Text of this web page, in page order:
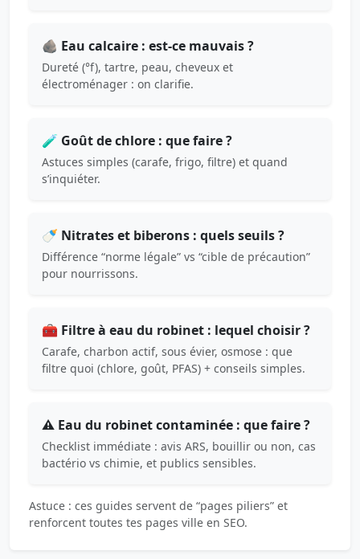
🪨 Eau calcaire : est-ce mauvais ?
Dureté (°f), tartre, peau, cheveux et
électroménager : on clarifie.
🧪 Goût de chlore : que faire ?
Astuces simples (carafe, frigo, filtre) et quand
s’inquiéter.
🍼 Nitrates et biberons : quels seuils ?
Différence “norme légale” vs “cible de précaution”
pour nourrissons.
🧰 Filtre à eau du robinet : lequel choisir ?
Carafe, charbon actif, sous évier, osmose : que
filtre quoi (chlore, goût, PFAS) + conseils simples.
⚠️ Eau du robinet contaminée : que faire ?
Checklist immédiate : avis ARS, bouillir ou non, cas
bactério vs chimie, et publics sensibles.
Astuce : ces guides servent de “pages piliers” et
renforcent toutes tes pages ville en SEO.